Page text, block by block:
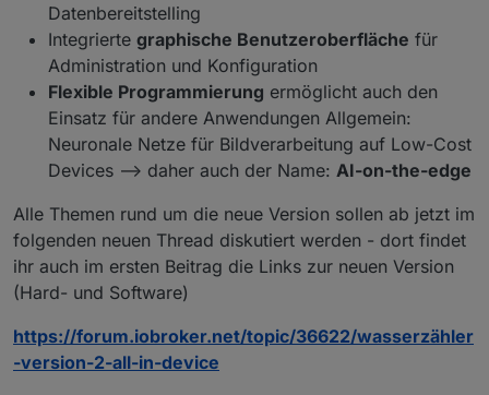
Datenbereitstelling
Integrierte graphische Benutzeroberfläche für
Administration und Konfiguration
Flexible Programmierung ermöglicht auch den
Einsatz für andere Anwendungen Allgemein:
Neuronale Netze für Bildverarbeitung auf Low-Cost
Devices --> daher auch der Name: AI-on-the-edge
Alle Themen rund um die neue Version sollen ab jetzt im
folgenden neuen Thread diskutiert werden - dort findet
ihr auch im ersten Beitrag die Links zur neuen Version
(Hard- und Software)
https://forum.iobroker.net/topic/36622/wasserzähler
-version-2-all-in-device